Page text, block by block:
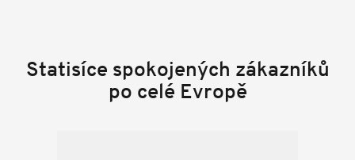
Statisíce spokojených zákazníků
po celé Evropě